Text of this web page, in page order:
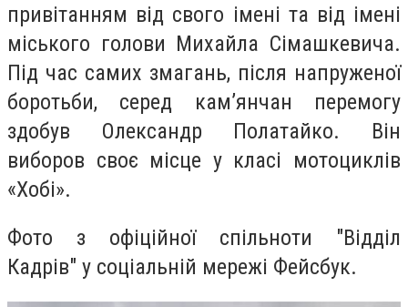
привітанням від свого імені та від імені
міського голови Михайла Сімашкевича.
Під час самих змагань, після напруженої
боротьби, серед кам’янчан перемогу
здобув Олександр Полатайко. Він
виборов своє місце у класі мотоциклів
«Хобі».
Фото з офіційної спільноти "Відділ
Кадрів" у соціальній мережі Фейсбук.